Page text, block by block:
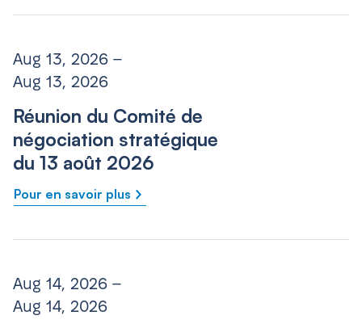
Aug 13, 2026 –
Aug 13, 2026
Réunion du Comité de
négociation stratégique
du 13 août 2026
Pour en savoir plus
Aug 14, 2026 –
Aug 14, 2026